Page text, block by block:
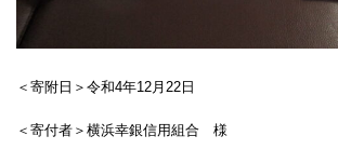
＜寄附日＞令和4年12月22日
＜寄付者＞横浜幸銀信用組合 様